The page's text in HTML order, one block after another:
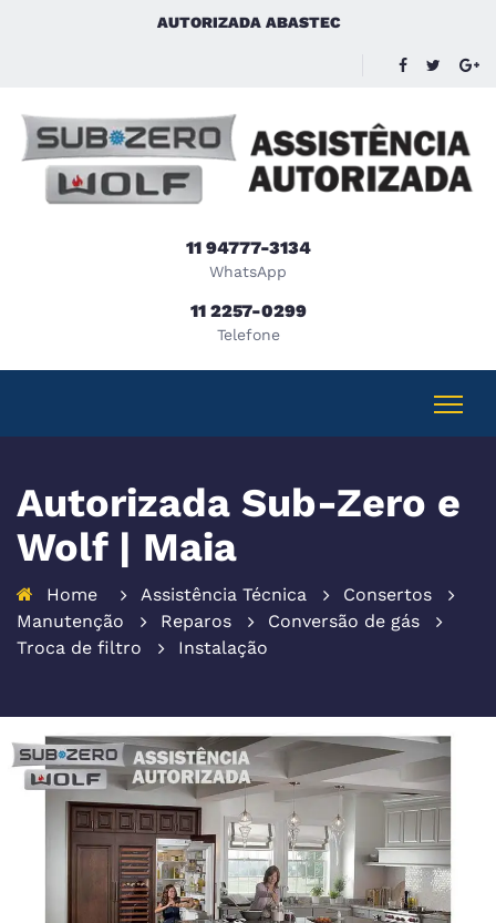
AUTORIZADA ABASTEC
11 94777-3134
WhatsApp
11 2257-0299
Telefone
Autorizada Sub-Zero e
Wolf | Maia
Home Assistência Técnica
Consertos
Manutenção
Reparos
Conversão de gás
Troca de filtro
Instalação